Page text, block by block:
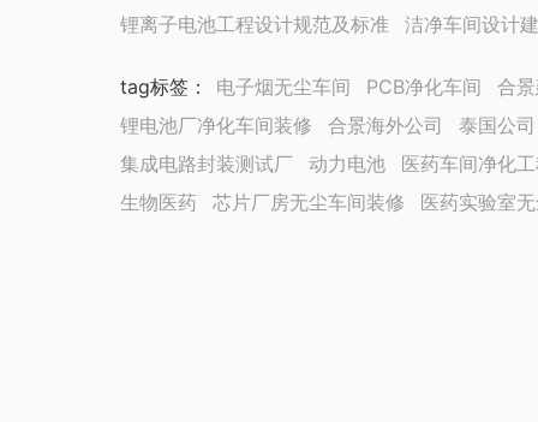
锂离子电池工程设计规范及标准 洁净车间设计
tag标签 ： 电子烟无尘车间 PCB净化车间
合
锂电池厂净化车间装修
合景海外公司
泰国公司
集成电路封装测试厂
动力电池
医药车间净化
生物医药
芯片厂房无尘车间装修 医药实验室